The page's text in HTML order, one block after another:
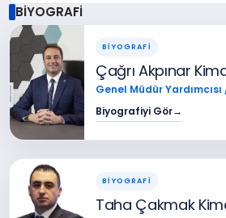
BİYOGRAFİ
BİYOGRAFİ
Çağrı Akpınar
Genel Müdür
Biyografiyi Gör→
BİYOGRAFİ
Taha Çakmak